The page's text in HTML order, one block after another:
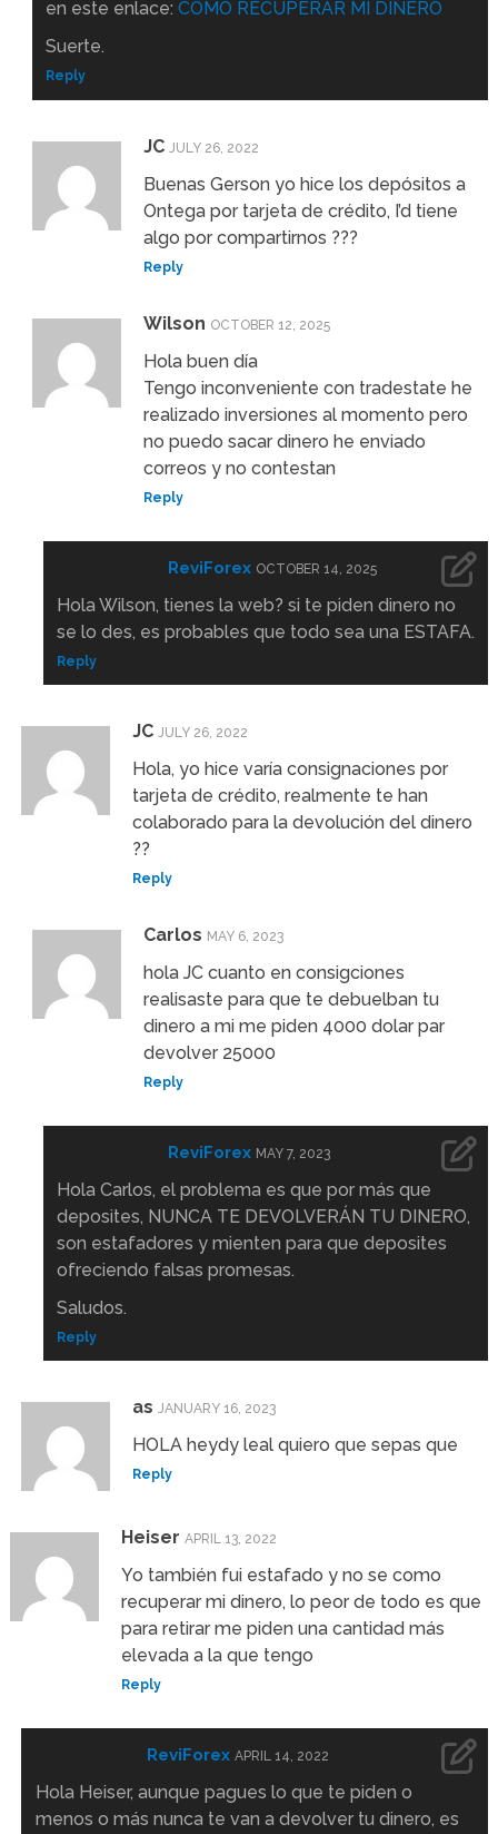
en este enlace:COMO RECUPERAR MI DINERO
Suerte.
Reply
JC JULY 26, 2022
Buenas Gerson yo hice los depósitos a
Ontega por tarjeta de crédito, I’d tiene
algo por compartirnos ???
Reply
Wilson OCTOBER 12, 2025
Hola buen día
Tengo inconveniente con tradestate he
realizado inversiones al momento pero
no puedo sacar dinero he enviado
correos y no contestan
Reply
ReviForex OCTOBER 14, 2025
Hola Wilson, tienes la web? si te piden dinero no
se lo des, es probables que todo sea una ESTAFA.
Reply
JC JULY 26, 2022
Hola, yo hice varía consignaciones por
tarjeta de crédito, realmente te han
colaborado para la devolución del dinero
??
Reply
Carlos MAY 6, 2023
hola JC cuanto en consigciones
realisaste para que te debuelban tu
dinero a mi me piden 4000 dolar par
devolver 25000
Reply
ReviForex MAY 7, 2023
Hola Carlos, el problema es que por más que
deposites, NUNCA TE DEVOLVERÁN TU DINERO,
son estafadores y mienten para que deposites
ofreciendo falsas promesas.
Saludos.
Reply
as JANUARY 16, 2023
HOLA heydy leal quiero que sepas que
Reply
Heiser APRIL 13, 2022
Yo también fui estafado y no se como
recuperar mi dinero, lo peor de todo es que
para retirar me piden una cantidad más
elevada a la que tengo
Reply
ReviForex APRIL 14, 2022
Hola Heiser, aunque pagues lo que te piden o
menos o más nunca te van a devolver tu dinero, es